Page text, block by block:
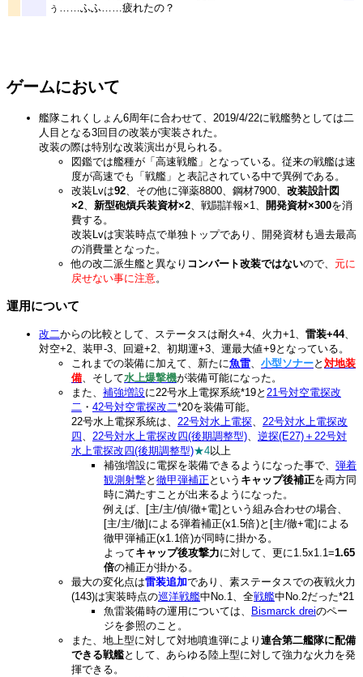
ぅ……ふふ……疲れたの？
ゲームにおいて
艦隊これくしょん6周年に合わせて、2019/4/22に戦艦勢としては二
人目となる3回目の改装が実装された。
改装の際は特別な改装演出が見られる。
図鑑では艦種が「高速戦艦」となっている。従来の戦艦は速
度が高速でも「戦艦」と表記されている中で異例である。
改装Lvは92 、その他に弾薬8800、鋼材7900、 改装設計図
×2
新型砲熕兵装資材×2 、戦闘詳報×1、 開発資材×300を消
費する。
改装Lvは実装時点で単独トップであり、開発資材も過去最高
の消費量となった。
他の改二派生艦と異なり コンバート改装ではないので、 元に
戻せない事に注意。
運用について
改二からの比較として、ステータスは耐久+4、火力+1、 雷装+44、
対空+2、装甲-3、回避+2、初期運+3、運最大値+9となっている。
これまでの装備に加えて、新たに魚雷、 小型ソナーと 対地装
備、そして水上爆撃機が装備可能になった。
また、 補強増設に22号水上電探系統*19と 21号対空電探改
二 ・ 42号対空電探改二*20を装備可能。
22号水上電探系統は、 22号対水上電探、 22号対水上電探改
四、 22号対水上電探改四(後期調整型)、 逆探(E27)＋22号対
水上電探改四(後期調整型)★4以上
補強増設に電探を装備できるようになった事で、 弾着
観測射撃と 徹甲弾補正 という キャップ後補正を両方同
時に満たすことが出来るようになった。
例えば、[主/主/偵/徹+電]という組み合わせの場合、
[主/主/徹]による弾着補正(x1.5倍)と[主/徹+電]による
徹甲弾補正(x1.1倍)が同時に掛かる。
よってキャップ後攻撃力に対して、更に1.5x1.1=1.65
倍の補正が掛かる。
最大の変化点は雷装追加であり、素ステータスでの夜戦火力
(143)は実装時点の巡洋戦艦中No.1、全戦艦中No.2だった*21
魚雷装備時の運用については、
Bismarck dreiのペー
ジを参照のこと。
また、地上型に対して対地噴進弾により 連合第二艦隊に配備
できる戦艦として、あらゆる陸上型に対して強力な火力を発
揮できる。